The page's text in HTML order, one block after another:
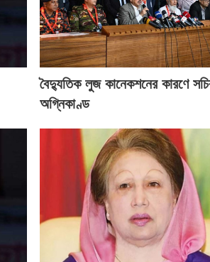
বৈদ্যুতিক লুজ কানেকশনের কারণে
অগ্নিকাণ্ড